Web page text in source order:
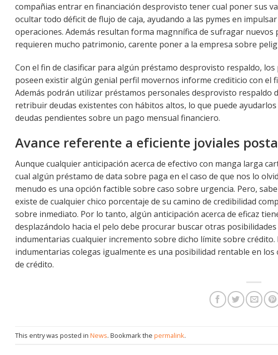
compañias entrar en financiación desprovisto tener cual poner sus
ocultar todo déficit de flujo de caja, ayudando a las pymes en
operaciones. Además resultan forma magnnífica de sufragar nuevos
requieren mucho patrimonio, carente poner a la empresa sobre
Con el fin de clasificar para algún préstamo desprovisto respaldo,
poseen existir algún genial perfil movernos informe crediticio con el
Además podrán utilizar préstamos personales desprovisto respaldo
retribuir deudas existentes con hábitos altos, lo que puede
deudas pendientes sobre un pago mensual financiero.
Avance referente a eficiente joviales
Aunque cualquier anticipación acerca de efectivo con manga larga
cual algún préstamo de data sobre paga en el caso de que nos lo
menudo es una opción factible sobre caso sobre urgencia. Pero,
existe de cualquier chico porcentaje de su camino de credibilidad
sobre inmediato. Por lo tanto, algún anticipación acerca de eficaz
desplazándolo hacia el pelo debe procurar buscar otras
indumentarias cualquier incremento sobre dicho límite sobre
indumentarias colegas igualmente es una posibilidad rentable en
de crédito.
This entry was posted in News. Bookmark the permalink.